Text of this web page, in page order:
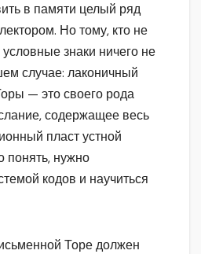
в памяти целый ряд
Но тому, кто не
знаки ничего не
случае: лаконичный
— это своего рода
содержащее весь
пласт устной
понять, нужно
кодов и научиться
Торе должен